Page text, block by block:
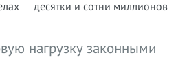
— десятки и сотни миллионов
нагрузку законными